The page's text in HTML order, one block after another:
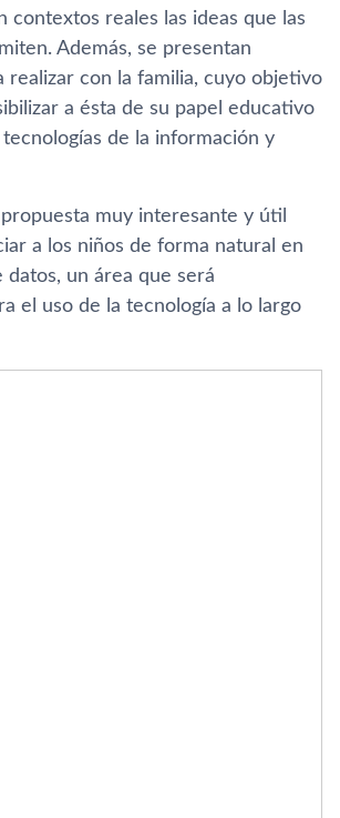
contextos reales las ideas que las
Además, se presentan
realizar con la familia, cuyo objetivo
a ésta de su papel educativo
de la información y
muy interesante y útil
a los niños de forma natural en
datos, un área que será
el uso de la tecnologí­a a lo largo